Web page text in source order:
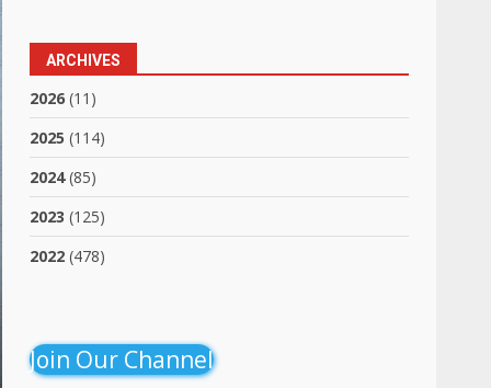
ARCHIVES
2026 (11)
2025 (114)
2024(85)
2023 (125)
2022 (478)
Join Our Channel